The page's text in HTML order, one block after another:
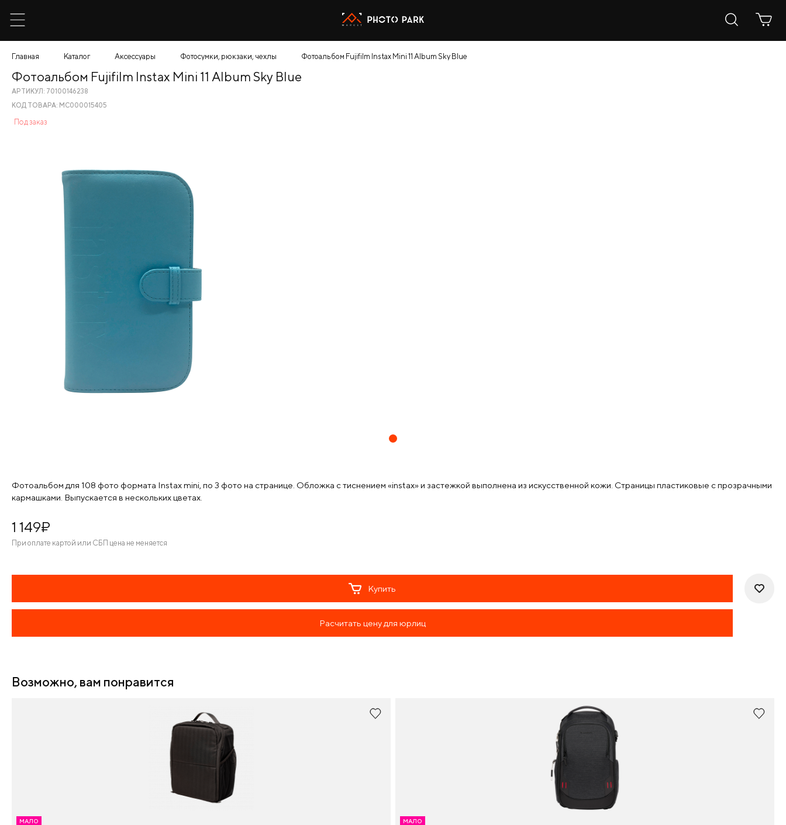
Главная Каталог Аксессуары Фотосумки, рюкзаки, чехлы Фотоальбом Fujifilm Instax Mini 11 Album Sky Blue
Фотоальбом для 108 фото формата Instax mini, по 3 фото на странице. Обложка с тиснением «instax» и застежкой выполнена из искусственной кожи. Страницы пластиковые с прозрачными
кармашками. Выпускается в нескольких цветах.
1 149¤
При оплате картой или СБП цена не меняется
Купить
Расчитать цену для юрлиц
Возможно, вам понравится
МАЛО МАЛО
Фотоальбом Fujifilm Instax Mini 11 Album Sky Blue
АРТИКУЛ: 70100146238
КОД ТОВАРА: МС000015405
Под заказ